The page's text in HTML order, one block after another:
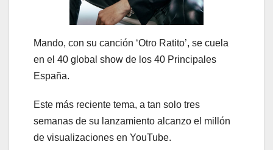
Mando, con su canción ‘Otro Ratito’, se cuela
en el 40 global show de los 40 Principales
España.
Este más reciente tema, a tan solo tres
semanas de su lanzamiento alcanzo el millón
de visualizaciones en YouTube.